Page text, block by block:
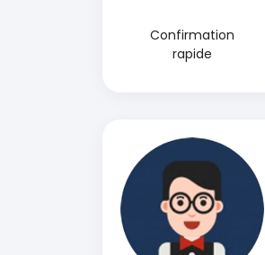
Confirmation
rapide